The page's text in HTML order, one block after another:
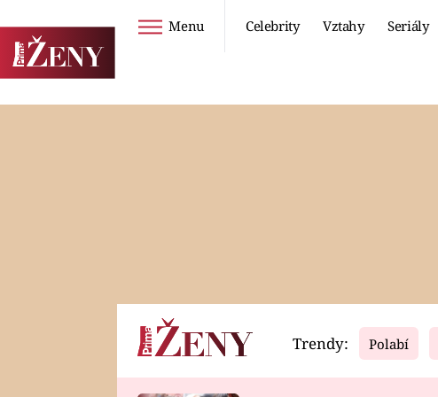
Menu Celebrity Vztahy Seriály
Horoskopy Video
Trendy: Polabí